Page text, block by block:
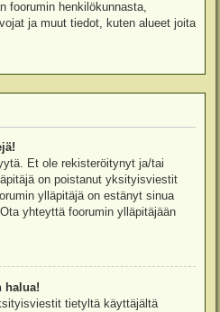
foorumin henkilökunnasta,
ja muut tiedot, kuten alueet joita
Et ole rekisteröitynyt ja/tai
on poistanut yksityisviestit
ylläpitäjä on estänyt sinua
yhteyttä foorumin ylläpitäjään
halua!
tietyltä käyttäjältä